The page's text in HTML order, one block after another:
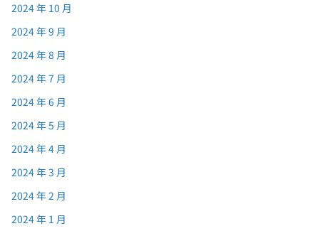
2024 年 10 月
2024 年 9 月
2024 年 8 月
2024 年 7 月
2024 年 6 月
2024 年 5 月
2024 年 4 月
2024 年 3 月
2024 年 2 月
2024 年 1 月